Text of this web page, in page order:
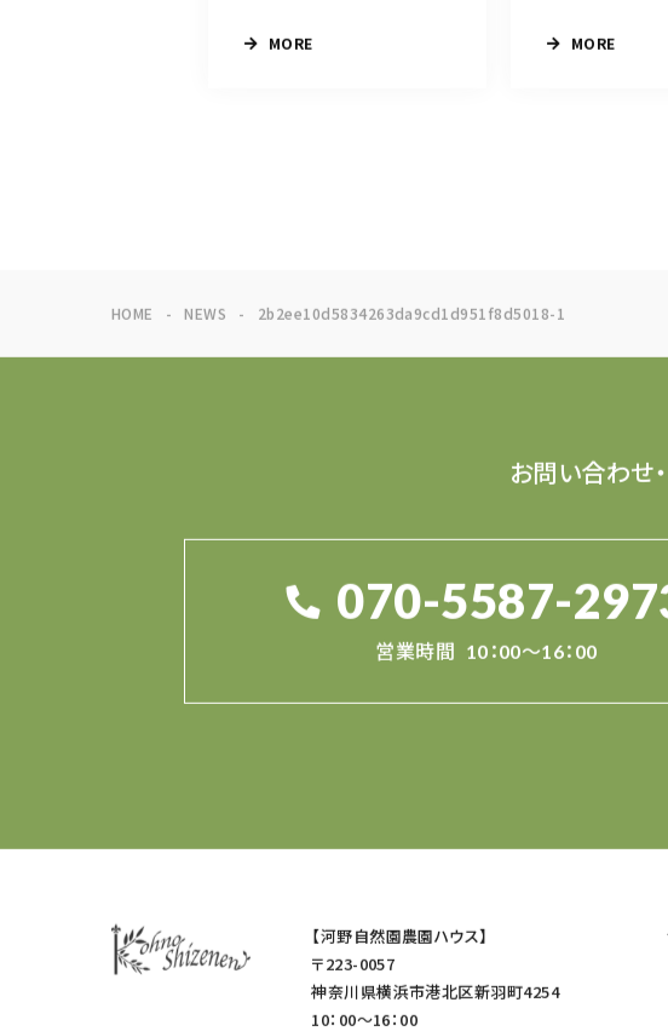
MORE MORE
HOME NEWS 2b2ee10d5834263da9cd1d951f8d5018-1
お問い合わせ
070-5587-
営業時間 10：00～16：00
【河野自然園農園ハウス】
〒223-0057
神奈川県横浜市港北区新羽町4254
10：00～16：00